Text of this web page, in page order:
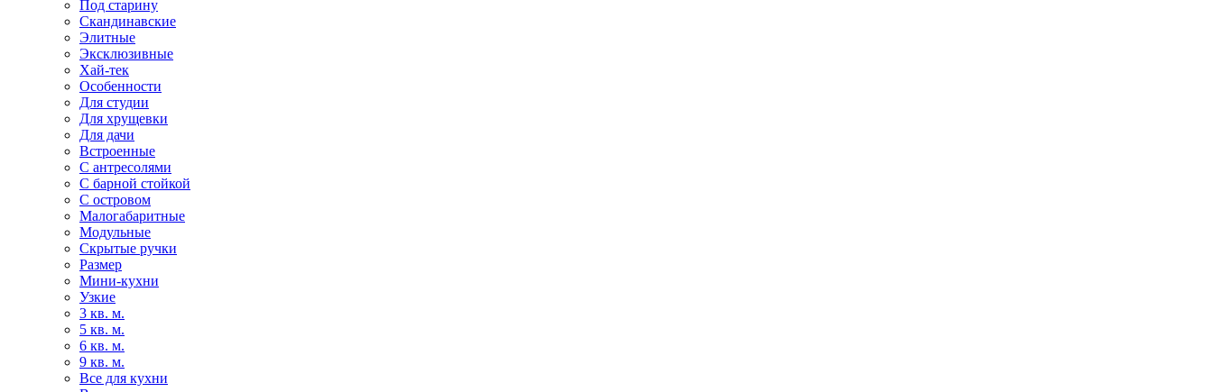
Под старину
Скандинавские
Элитные
Эксклюзивные
Хай-тек
Особенности
Для студии
Для хрущевки
Для дачи
Встроенные
С антресолями
С барной стойкой
С островом
Малогабаритные
Модульные
Скрытые ручки
Размер
Мини-кухни
Узкие
3 кв. м.
5 кв. м.
6 кв. м.
9 кв. м.
Все для кухни